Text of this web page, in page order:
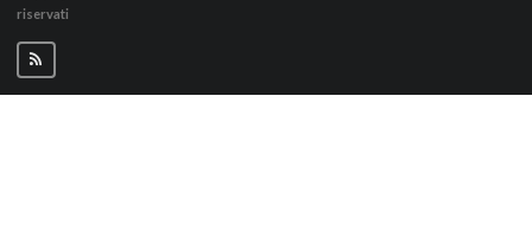
riservati